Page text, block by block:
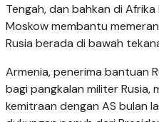
Tengah, dan bahkan di
Moskow membantu
Rusia berada di bawah
Armenia, penerima bantuan
bagi pangkalan militer Rusia,
kemitraan dengan AS bulan